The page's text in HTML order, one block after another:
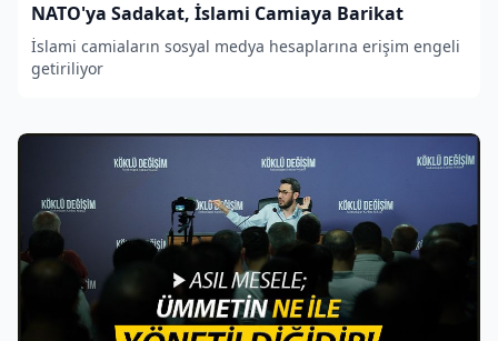
NATO'ya Sadakat, İslami Camiaya Barikat
İslami camiaların sosyal medya hesaplarına erişim engeli
getiriliyor